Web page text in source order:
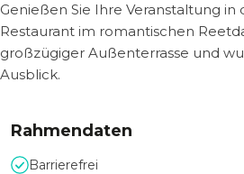
Genießen Sie Ihre Veranstaltung
Restaurant im romantischen
großzügiger Außenterrasse und
Ausblick.
Rahmendaten
Barrierefrei